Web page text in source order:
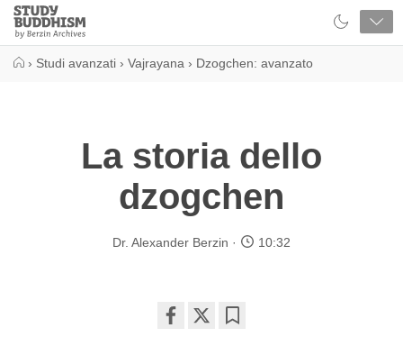
Close
Study
Buddhism
› Studi avanzati › Vajrayana › Dzogchen: avanzato
La storia dello
dzogchen
Dr. Alexander Berzin 10:32